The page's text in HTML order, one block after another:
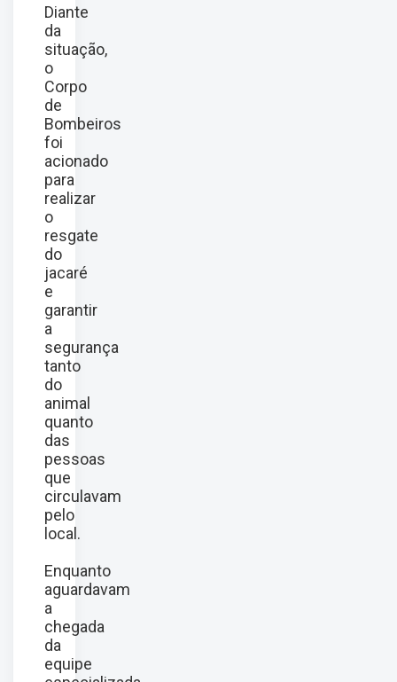
Diante
da
situação,
o
Corpo
de
Bombeiros
foi
acionado
para
realizar
o
resgate
do
jacaré
e
garantir
a
segurança
tanto
do
animal
quanto
das
pessoas
que
circulavam
pelo
local.
Enquanto
aguardavam
a
chegada
da
equipe